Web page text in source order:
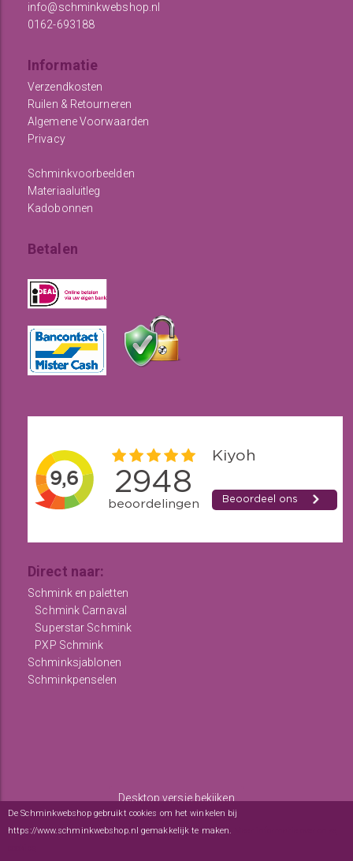
info@schminkwebshop.nl
0162-693188
Informatie
Verzendkosten
Ruilen & Retourneren
Algemene Voorwaarden
Privacy
Schminkvoorbeelden
Materiaaluitleg
Kadobonnen
Betalen
Direct naar:
Schmink en paletten
Schmink Carnaval
Superstar Schmink
PXP Schmink
Schminksjablonen
Schminkpenselen
Desktop versie bekijken
De Schminkwebshop gebruikt cookies om het winkelen bij
https://www.schminkwebshop.nl gemakkelijk te maken.